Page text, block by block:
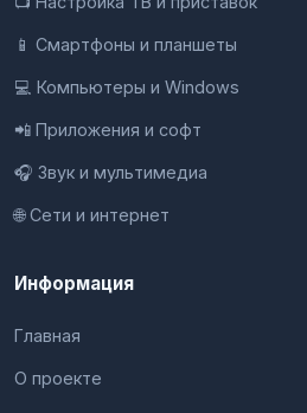
📱 Смартфоны и планшеты
💻 Компьютеры и Windows
📲 Приложения и софт
🎧 Звук и мультимедиа
🌐 Сети и интернет
Информация
Главная
О проекте